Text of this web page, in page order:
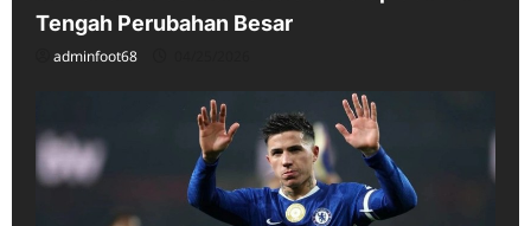
Tengah Perubahan Besar
adminfoot68